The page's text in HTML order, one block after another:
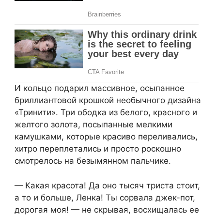
И кольцо подарил массивное, осыпанное
бриллиантовой крошкой необычного дизайна
«Тринити». Три ободка из белого, красного и
желтого золота, посыпанные мелкими
камушками, которые красиво переливались,
хитро переплетались и просто роскошно
смотрелось на безымянном пальчике.
— Какая красота! Да оно тысяч триста стоит,
а то и больше, Ленка! Ты сорвала джек-пот,
дорогая моя! — не скрывая, восхищалась ее